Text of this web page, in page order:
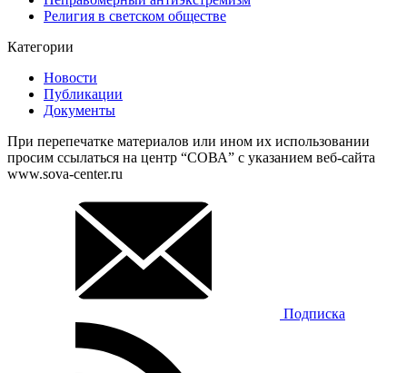
Религия в светском обществе
Категории
Новости
Публикации
Документы
При перепечатке материалов или ином их использовании
просим ссылаться на центр “СОВА” с указанием веб-сайта
www.sova-center.ru
Подписка